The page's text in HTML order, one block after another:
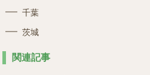
千葉
茨城
関連記事